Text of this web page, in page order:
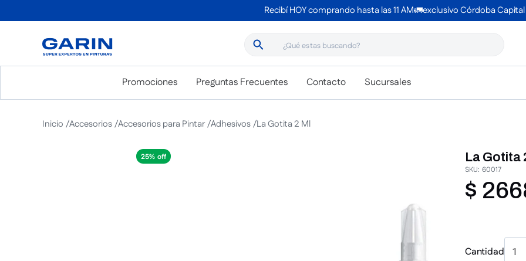
Recibí HOY comprando hasta las 11 AM🚛exclusivo Córdoba Capital
¿Qué estas buscando?
Promociones Preguntas Frecuentes Contacto Sucursales
Accesorios Accesorios para Pintar Adhesivos La Gotita 2 Ml
25% La Gotita
SKU: 60017
$
Cantidad 1